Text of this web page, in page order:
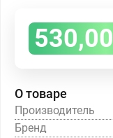
530,00
О товаре
Производитель
Бренд